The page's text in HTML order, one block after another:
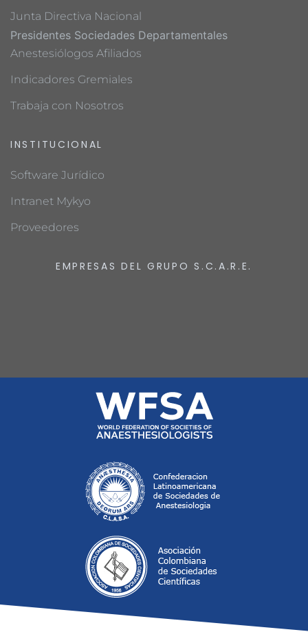
Junta Directiva Nacional
Presidentes Sociedades Departamentales
Anestesiólogos Afiliados
Indicadores Gremiales
Trabaja con Nosotros
INSTITUCIONAL
Software Jurídico
Intranet Mykyo
Proveedores
EMPRESAS DEL GRUPO S.C.A.R.E.